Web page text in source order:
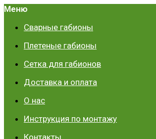
Меню
Сварные габионы
Плетеные габионы
Сетка для габионов
Доставка и оплата
О нас
Инструкция по монтажу
Контакты